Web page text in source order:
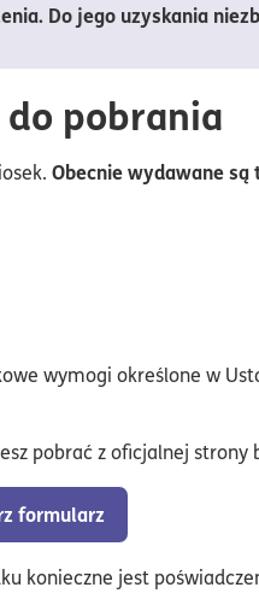
Do jego uzyskania
pobrania
Obecnie wydawane
wymogi określone w
pobrać z oficjalnej strony
formularz
konieczne jest